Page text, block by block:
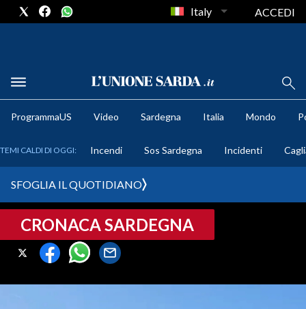
METEO
CRONACA SARDEGNA
CAGLIARI
Italy ACCEDI
ProgrammaUS Video Sardegna Italia Mondo
TEMI CALDI DI OGGI: Incendi Sos Sardegna Incidenti
SFOGLIA IL QUOTIDIANO
CRONACA SARDEGNA